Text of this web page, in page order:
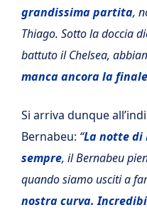
grandissima partita,
Thiago. Sotto la doccia
battuto il Chelsea,
manca ancora la finale
Si arriva dunque
Bernabeu: “La notte
sempre, il Bernabeu
quando siamo usciti a
nostra curva.